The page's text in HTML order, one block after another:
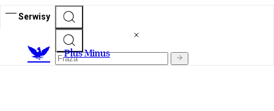
Serwisy
Plus Minus